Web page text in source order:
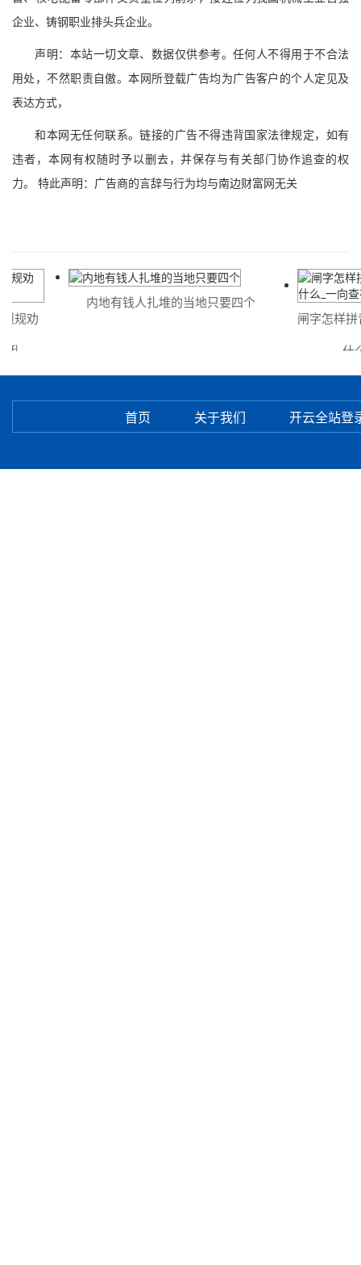
企业、铸钢职业排头兵企业。
声明：本站一切文章、数据仅供参考。任何人不得用于不合法
用处，不然职责自傲。本网所登载广告均为广告客户的个人定见及
表达方式，
和本网无任何联系。链接的广告不得违背国家法律规定，如有
违者，本网有权随时予以删去，并保存与有关部门协作追查的权
力。 特此声明：广告商的言辞与行为均与南边财富网无关
规劝
内地有钱人扎堆的当地只要四个
闸字怎样拼
什
首页 关于我们 开云全站登